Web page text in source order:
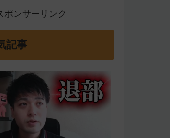
ポンサーリンク
記事